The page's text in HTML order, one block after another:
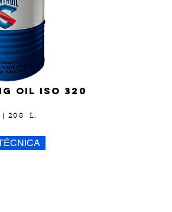
oil iso 320
| 208 L.